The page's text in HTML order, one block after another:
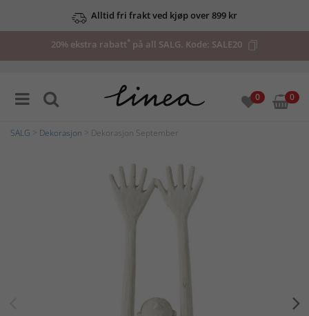
Alltid fri frakt ved kjøp over 899 kr
20% ekstra rabatt* på all SALG. Kode: SALE20
0 0
SALG Dekorasjon > Dekorasjon September